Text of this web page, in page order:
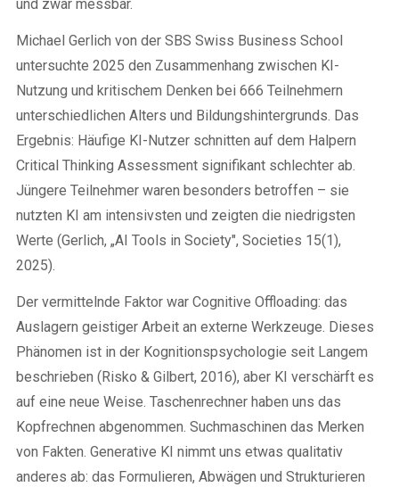
und zwar messbar.
Michael Gerlich von der SBS Swiss Business School
untersuchte 2025 den Zusammenhang zwischen KI-
Nutzung und kritischem Denken bei 666 Teilnehmern
unterschiedlichen Alters und Bildungshintergrunds. Das
Ergebnis: Häufige KI-Nutzer schnitten auf dem Halpern
Critical Thinking Assessment signifikant schlechter ab.
Jüngere Teilnehmer waren besonders betroffen – sie
nutzten KI am intensivsten und zeigten die niedrigsten
Werte (Gerlich, „AI Tools in Society", Societies 15(1),
2025).
Der vermittelnde Faktor war Cognitive Offloading: das
Auslagern geistiger Arbeit an externe Werkzeuge. Dieses
Phänomen ist in der Kognitionspsychologie seit Langem
beschrieben (Risko & Gilbert, 2016), aber KI verschärft es
auf eine neue Weise. Taschenrechner haben uns das
Kopfrechnen abgenommen. Suchmaschinen das Merken
von Fakten. Generative KI nimmt uns etwas qualitativ
anderes ab: das Formulieren, Abwägen und Strukturieren